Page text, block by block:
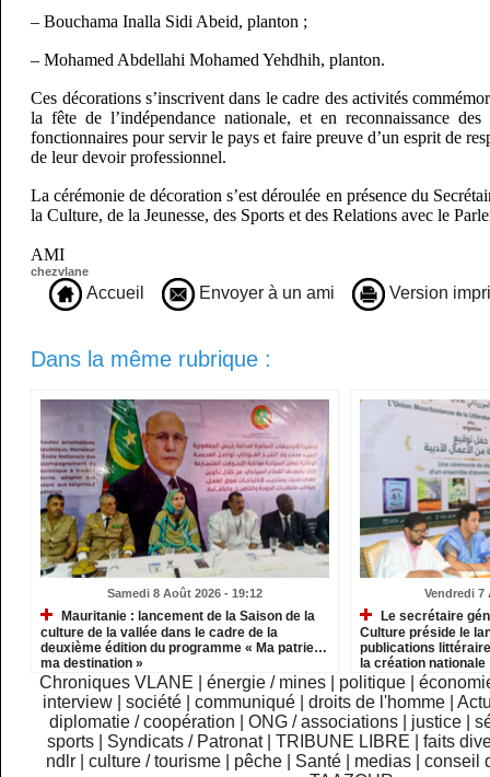
– Bouchama Inalla Sidi Abeid, planton ;
– Mohamed Abdellahi Mohamed Yehdhih, planton.
Ces décorations s’inscrivent dans le cadre des activités
la fête de l’indépendance nationale, et en reconnaissance
fonctionnaires pour servir le pays et faire preuve d’un esprit de
de leur devoir professionnel.
La cérémonie de décoration s’est déroulée en présence du
la Culture, de la Jeunesse, des Sports et des Relations avec le
AMI
chezvlane
Accueil Envoyer à un ami Version
Dans la même rubrique :
Samedi 8 Août 2026 - 19:12
Mauritanie : lancement de la Saison de la
culture de la vallée dans le cadre de la
deuxième édition du programme « Ma patrie…
ma destination »
Vendredi 7
Le secrétaire
Culture préside le
publications
la création nationale
Chroniques VLANE énergie / mines politique
interview
|société |communiqué |droits de l'homme |
diplomatie / coopération
ONG / associations justice
sports
Syndicats / Patronat TRIBUNE LIBRE
faits
ndlr
|culture / tourisme pêche Santé medias |conseil